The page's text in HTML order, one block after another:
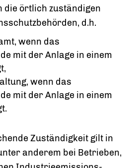
die örtlich zuständigen
d.h.
wenn das
mit der Anlage in einem
wenn das
mit der Anlage in einem
Zuständigkeit gilt in
anderem bei Betrieben,